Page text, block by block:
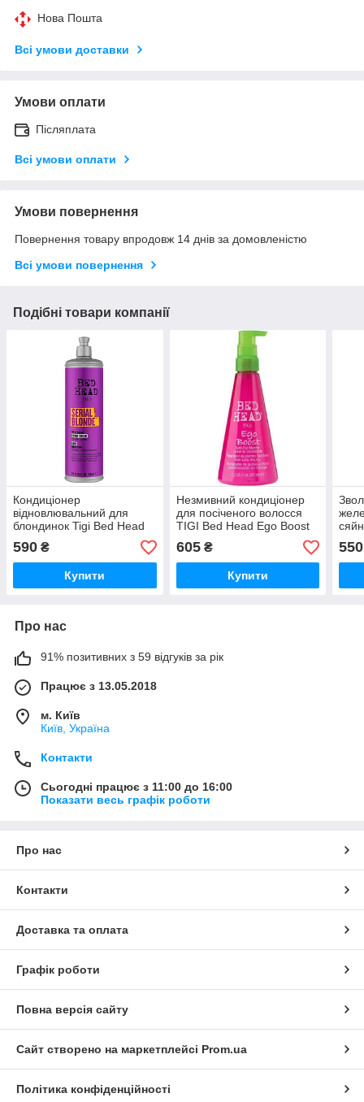
Нова Пошта
Всі умови доставки
Умови оплати
Післяплата
Всі умови оплати
Умови повернення
Повернення товару впродовж 14 днів за домовленістю
Всі умови повернення
Подібні товари компанії
Кондиціонер
відновлювальний для
блондинок Tigi Bed Head
Serial Blonde Conditioner,
400 мл
590 ₴
Купити
Незмивний кондиціонер
для посіченого волосся
TIGI Bed Head Ego Boost
Leave-in Conditioner, 200
мл
605₴
Купити
550
Про нас
91% позитивних з 59 відгуків за рік
Працює з 13.05.2018
м. Київ
Київ, Україна
Контакти
Сьогодні працює з 11:00 до 16:00
Показати весь графік роботи
Про нас
Контакти
Доставка та оплата
Графік роботи
Повна версія сайту
Сайт створено на маркетплейсі Prom.ua
Політика конфіденційності